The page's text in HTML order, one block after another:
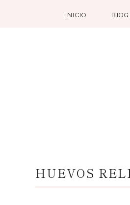
INICIO
HUEVOS